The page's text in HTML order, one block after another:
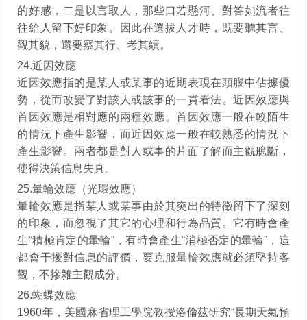
的好感，二是以言取人，那些口若懸河、對答如流者往
往給人留下好印象。因此在選拔人才時，既要聽其言、
觀其貌，還要察其行、考其績。
24.近因效應
近因效應指的是某人或某事的近期表現在頭腦中佔據優
勢，從而改變了對該人或該事的一貫看法。近因效應與
首因效應是相對應的兩種效應。首因效應一般在較陌生
的情況下產生影響，而近因效應一般在較熟悉的情況下
產生影響。兩者都是對人或事的片面了解而主觀臆斷，
使得決策信息失真。
25.暈輪效應（光環效應）
暈輪效應是指某人或某事由於其突出的特徵留下了深刻
的印象，而忽視了其它的心理和行為品質。它有時會產
生“積極肯定的暈輪”，有時會產生“消極否定的暈輪”，這
都會干擾對信息的評價，要克服暈輪效應就必須堅持客
觀，不摻雜主觀成分。
26.蝴蝶效應
1960年，美國麻省理工學院教授洛倫茲研究“長期天氣預